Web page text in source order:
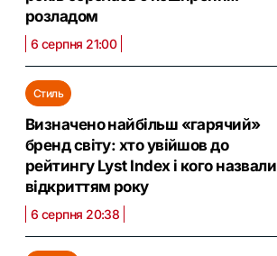
розладом
6 серпня 21:00
Стиль
Визначено найбільш «гарячий»
бренд світу: хто увійшов до
рейтингу Lyst Index і кого назвали
відкриттям року
6 серпня 20:38